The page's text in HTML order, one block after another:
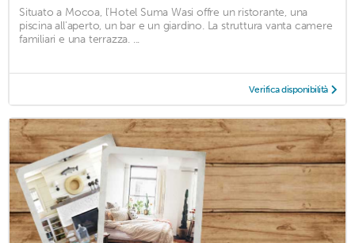
Situato a Mocoa, l'Hotel Suma Wasi offre un ristorante, una
piscina all'aperto, un bar e un giardino. La struttura vanta camere
familiari e una terrazza. ...
Verifica disponibilità